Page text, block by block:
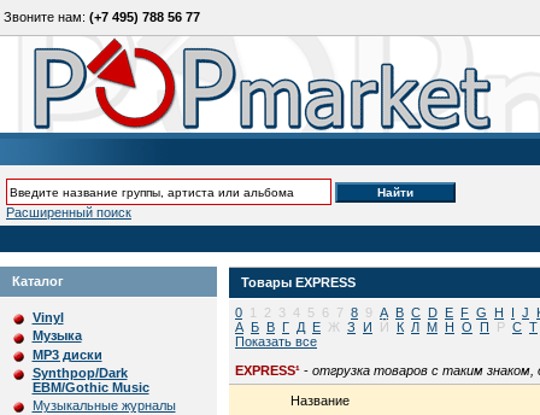
Звоните нам: (+7 495) 788 56 77
Расширенный поиск
Каталог
Vinyl
Музыка
MP3 диски
Synthpop/Dark
EBM/Gothic Music
Музыкальные журналы
Товары EXPRESS
0 1 2 3 4 5 6 7 8 9 A B C D E F G H I J
А Б В Г Д Е Ж З И Й К Л М Н О П Р С Т
Показать все
EXPRESS¹ - отгрузка товаров с таким
Название